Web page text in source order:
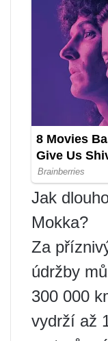
Jak
Mokka?
Za
údržby
300 000
vydrží až